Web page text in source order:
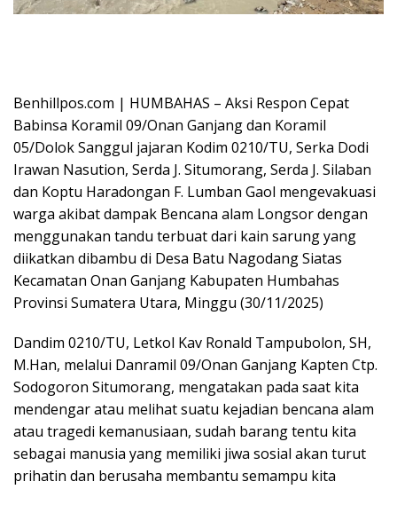
Benhillpos.com | HUMBAHAS – Aksi Respon Cepat
Babinsa Koramil 09/Onan Ganjang dan Koramil
05/Dolok Sanggul jajaran Kodim 0210/TU, Serka Dodi
Irawan Nasution, ⁠Serda J. Situmorang, ⁠Serda J. Silaban
dan Koptu Haradongan F. Lumban Gaol mengevakuasi
warga akibat dampak Bencana alam Longsor dengan
menggunakan tandu terbuat dari kain sarung yang
diikatkan dibambu di Desa Batu Nagodang Siatas
Kecamatan Onan Ganjang Kabupaten Humbahas
Provinsi Sumatera Utara, Minggu (30/11/2025)
Dandim 0210/TU, Letkol Kav Ronald Tampubolon, SH,
M.Han, melalui Danramil 09/Onan Ganjang Kapten Ctp.
Sodogoron Situmorang, mengatakan pada saat kita
mendengar atau melihat suatu kejadian bencana alam
atau tragedi kemanusiaan, sudah barang tentu kita
sebagai manusia yang memiliki jiwa sosial akan turut
prihatin dan berusaha membantu semampu kita